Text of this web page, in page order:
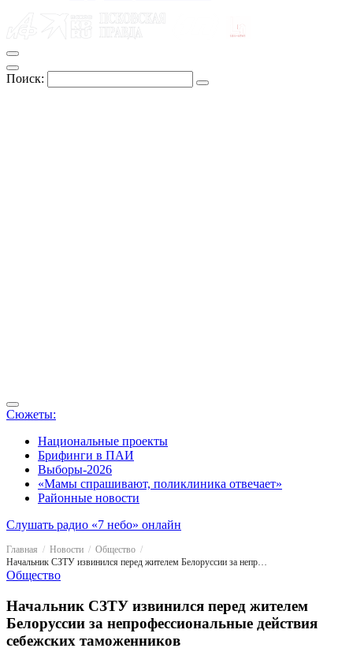
Поиск:
Сюжеты:
Национальные проекты
Брифинги в ПАИ
Выборы-2026
«Мамы спрашивают, поликлиника отвечает»
Районные новости
Слушать радио «7 небо» онлайн
Главная Новости
Общество
Начальник СЗТУ извинился перед жителем Белоруссии за непрофессиональные действия себежских таможенников
Общество
Начальник СЗТУ извинился перед жителем
Белоруссии за непрофессиональные действия
себежских таможенников